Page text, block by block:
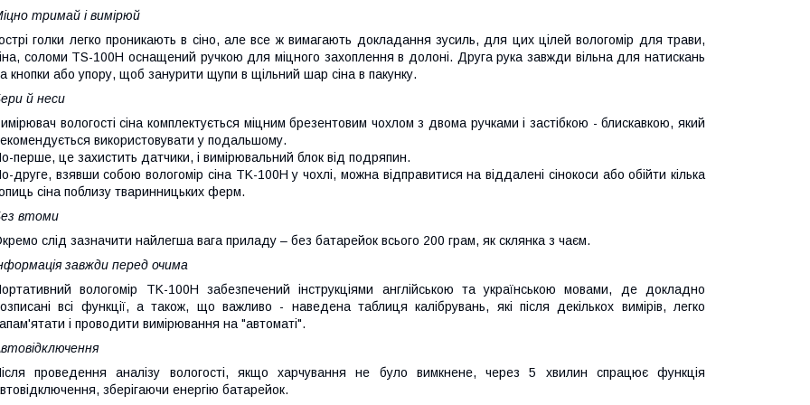
тримай і вимірюй
голки легко проникають в сіно, але все ж вимагають докладання зусиль, для цих цілей вологомір для трави,
соломи TS-100H оснащений ручкою для міцного захоплення в долоні. Друга рука завжди вільна для натискань
кнопки або упору, щоб занурити щупи в щільний шар сіна в пакунку.
й неси
вологості сіна комплектується міцним брезентовим чохлом з двома ручками і застібкою - блискавкою, який
використовувати у подальшому.
перше, це захистить датчики, і вимірювальний блок від подряпин.
друге, взявши собою вологомір сіна TK-100H у чохлі, можна відправитися на віддалені сінокоси або обійти кілька
сіна поблизу тваринницьких ферм.
втоми
слід зазначити найлегша вага приладу – без батарейок всього 200 грам, як склянка з чаєм.
завжди перед очима
вологомір TK-100H забезпечений інструкціями англійською та українською мовами, де докладно
всі функції, а також, що важливо - наведена таблиця калібрувань, які після декількох вимірів, легко
і проводити вимірювання на "автоматі".
проведення аналізу вологості, якщо харчування не було вимкнене, через 5 хвилин спрацює функція
зберігаючи енергію батарейок.